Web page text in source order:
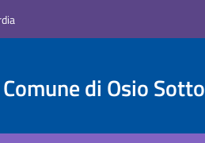
Comune di Osio Sotto